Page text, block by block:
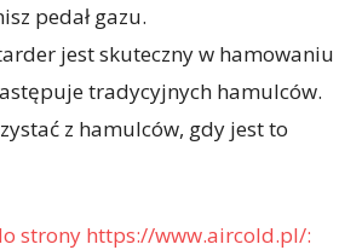
pedał gazu.
jest skuteczny w hamowaniu
tradycyjnych hamulców.
z hamulców, gdy jest to
strony https://www.aircold.pl/: